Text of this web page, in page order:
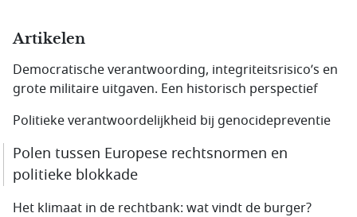
Artikelen
Democratische verantwoording, integriteitsrisico’s en
grote militaire uitgaven. Een historisch perspectief
Politieke verantwoordelijkheid bij genocidepreventie
Polen tussen Europese rechtsnormen en
politieke blokkade
Het klimaat in de rechtbank: wat vindt de burger?